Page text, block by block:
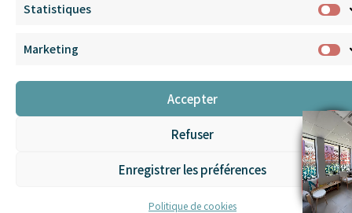
Statistiques
Marketing
Accepter
Refuser
Enregistrer les préférences
Politique de cookies
Cliquez pour accepter les cookies
marketing et activer ce contenu